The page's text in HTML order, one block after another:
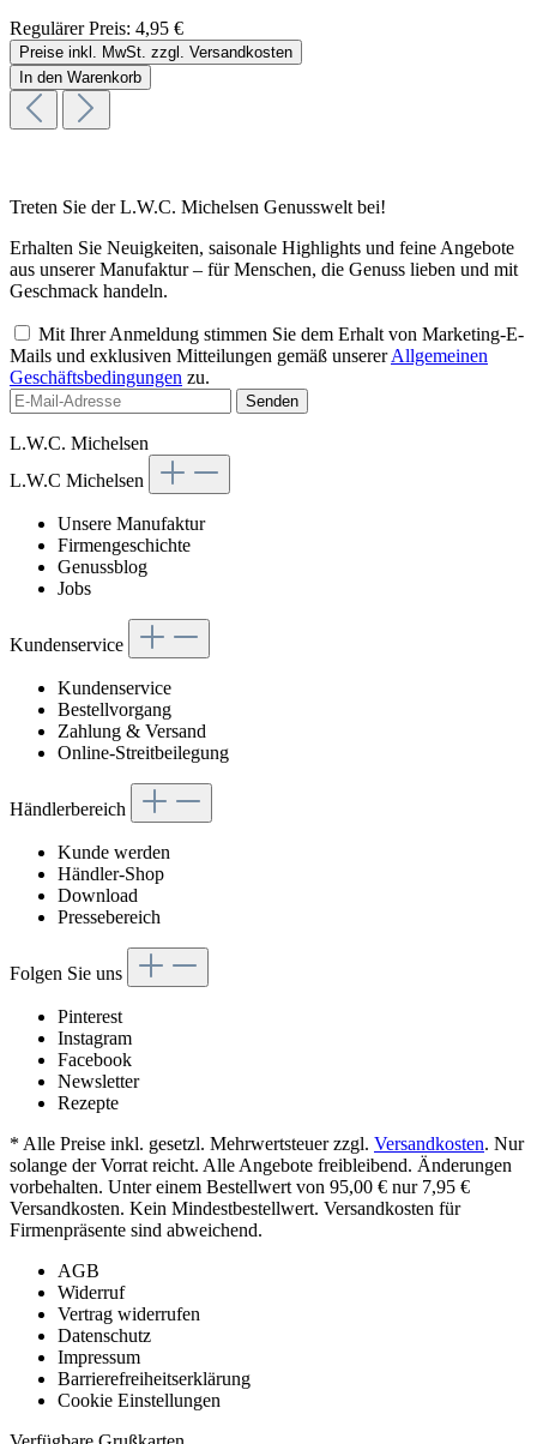
Regulärer Preis: 4,95 €
Preise inkl. MwSt. zzgl. Versandkosten
In den Warenkorb
Treten Sie der L.W.C. Michelsen Genusswelt bei!
Erhalten Sie Neuigkeiten, saisonale Highlights und feine Angebote
aus unserer Manufaktur – für Menschen, die Genuss lieben und mit
Geschmack handeln.
Mit Ihrer Anmeldung stimmen Sie dem Erhalt von Marketing-E-
Mails und exklusiven Mitteilungen gemäß unsererAllgemeinen
Geschäftsbedingungen zu.
Senden
L.W.C. Michelsen
L.W.C Michelsen
Unsere Manufaktur
Firmengeschichte
Genussblog
Jobs
Kundenservice
Kundenservice
Bestellvorgang
Zahlung & Versand
Online-Streitbeilegung
Händlerbereich
Kunde werden
Händler-Shop
Download
Pressebereich
Folgen Sie uns
Pinterest
Instagram
Facebook
Newsletter
Rezepte
* Alle Preise inkl. gesetzl. Mehrwertsteuer zzgl. Versandkosten. Nur
solange der Vorrat reicht. Alle Angebote freibleibend. Änderungen
vorbehalten. Unter einem Bestellwert von 95,00 € nur 7,95 €
Versandkosten. Kein Mindestbestellwert. Versandkosten für
Firmenpräsente sind abweichend.
AGB
Widerruf
Vertrag widerrufen
Datenschutz
Impressum
Barrierefreiheitserklärung
Cookie Einstellungen